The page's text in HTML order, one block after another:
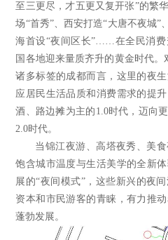
至三更尽，才五更又复开张”的繁
场“首秀”、西安打造“大唐不夜城”
海首设“夜间区长”……在全民消费
国各地迎来量质齐升的黄金时代。
诸多标签的成都而言，这里的夜
应居民生活品质和消费需求的提
酒、路边摊为主的1.0时代，迈向
2.0时代。
当锦江夜游、高塔夜秀、美
饱含城市温度与生活美学的全新
展的“夜间模式”，这些新兴的夜
资本和市民游客的青睐，有力推
蓬勃发展。